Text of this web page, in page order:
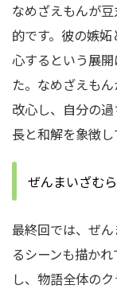
なめざえもんが
的です。 彼の嫉妬
心するという展
た。 なめざえも
改心し、自分の
長と和解を象徴し
ぜんまいざむ
最終回では、ぜ
るシーンも描かれ
し、物語全体の